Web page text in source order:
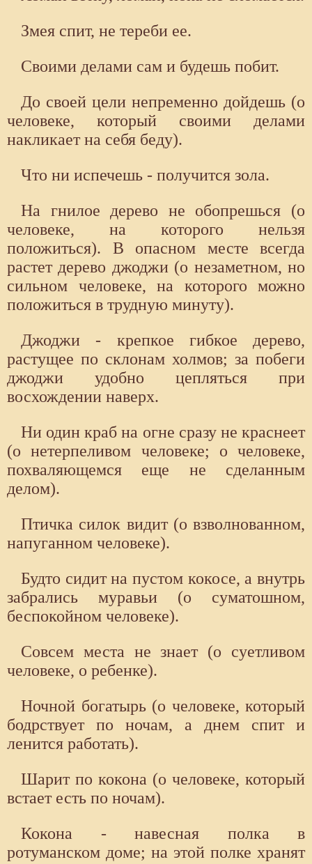
Змея спит, не тереби ее.
Своими делами сам и будешь побит.
До своей цели непременно дойдешь (о
человеке, который своими делами
накликает на себя беду).
Что ни испечешь - получится зола.
На гнилое дерево не обопрешься (о
человеке, на которого нельзя
положиться). В опасном месте всегда
растет дерево джоджи (о незаметном, но
сильном человеке, на которого можно
положиться в трудную минуту).
Джоджи - крепкое гибкое дерево,
растущее по склонам холмов; за побеги
джоджи удобно цепляться при
восхождении наверх.
Ни один краб на огне сразу не краснеет
(о нетерпеливом человеке; о человеке,
похваляющемся еще не сделанным
делом).
Птичка силок видит (о взволнованном,
напуганном человеке).
Будто сидит на пустом кокосе, а внутрь
забрались муравьи (о суматошном,
беспокойном человеке).
Совсем места не знает (о суетливом
человеке, о ребенке).
Ночной богатырь (о человеке, который
бодрствует по ночам, а днем спит и
ленится работать).
Шарит по кокона (о человеке, который
встает есть по ночам).
Кокона - навесная полка в
ротуманском доме; на этой полке хранят